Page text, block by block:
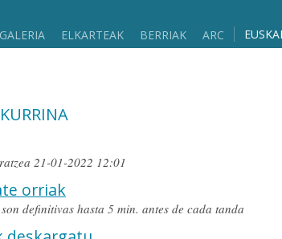
GALERIA ELKARTEAK BERRIAK ARC
21-01-2022 12:01
orriak
definitivas hasta 5 min. antes de cada tanda